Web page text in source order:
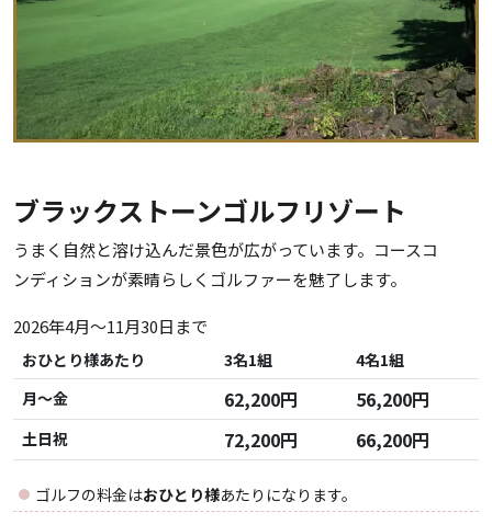
ブラックストーンゴルフリゾート
うまく自然と溶け込んだ景色が広がっています。コースコ
ンディションが素晴らしくゴルファーを魅了します。
2026年4月～11月30日まで
おひとり様あたり 3名1組
4名1組
月～金
62,200円 56,200円
土日祝 72,200円 66,200円
ゴルフの料金はおひとり様あたりになります。